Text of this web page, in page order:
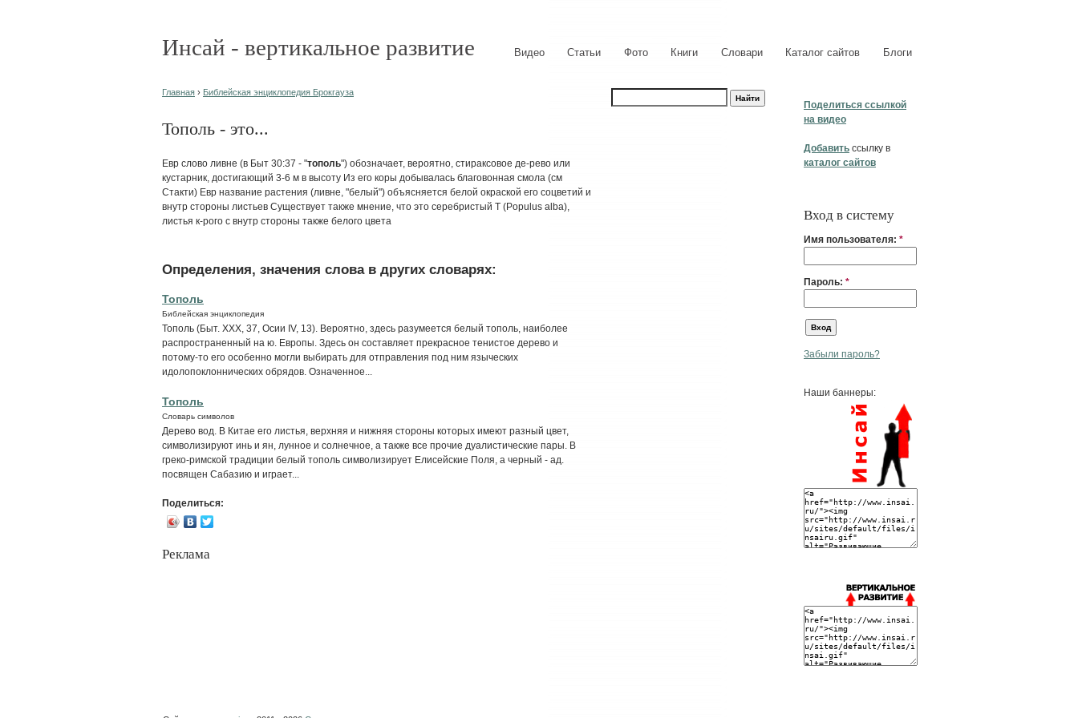
Инсай - вертикальное развитие Видео Статьи Фото Книги Словари Каталог сайтов Блоги
Поделиться ссылкой
на видео
Добавить ссылку в
каталог сайтов
Вход в систему
Имя пользователя: *
Пароль: *
Забыли пароль?
Наши баннеры:
Главная › Библейская энциклопедия Брокгауза
Тополь - это...
Евр слово ливне (в Быт 30:37 - "тополь") обозначает, вероятно, стираксовое де-рево или
кустарник, достигающий 3-6 м в высоту Из его коры добывалась благовонная смола (см
Стакти) Евр название растения (ливне, "белый") объясняется белой окраской его соцветий и
внутр стороны листьев Существует также мнение, что это серебристый Т (Populus alba),
листья к-рого с внутр стороны также белого цвета
Определения, значения слова в других словарях:
Тополь
Библейская энциклопедия
Тополь (Быт. XXX, 37, Осии IV, 13). Вероятно, здесь разумеется белый тополь, наиболее
распространенный на ю. Европы. Здесь он составляет прекрасное тенистое дерево и
потому-то его особенно могли выбирать для отправления под ним языческих
идолопоклоннических обрядов. Означенное...
Тополь
Словарь символов
Дерево вод. В Китае его листья, верхняя и нижняя стороны которых имеют разный цвет,
символизируют инь и ян, лунное и солнечное, а также все прочие дуалистические пары. В
греко-римской традиции белый тополь символизирует Елисейские Поля, а черный - ад.
посвящен Сабазию и играет...
Поделиться:
Реклама